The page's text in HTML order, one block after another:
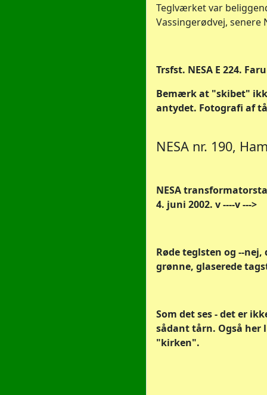
Teglværket var
Vassingerødvej, senere
Trsfst. NESA E 224.
Bemærk at "skibet"
antydet. Fotografi af
NESA nr. 190,
NESA
4. juni 2002. v ----v --->
Røde teglsten og --
grønne, glaserede
Som det ses - det er
sådant tårn. Også her
"kirken".